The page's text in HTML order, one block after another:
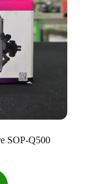
SOP-Q500